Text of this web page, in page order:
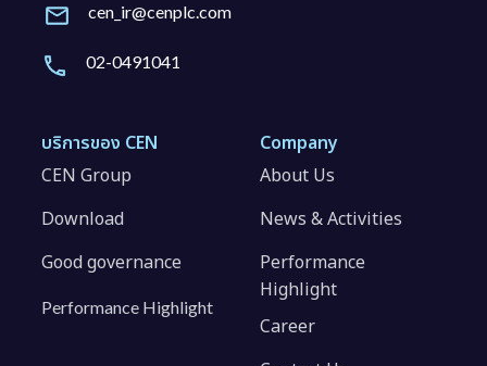
cen_ir@cenplc.com
02-0491041
บริการของ CEN
CEN Group
Download
Good governance
Performance Highlight
Company
About Us
News & Activities
Performance
Highlight
Career